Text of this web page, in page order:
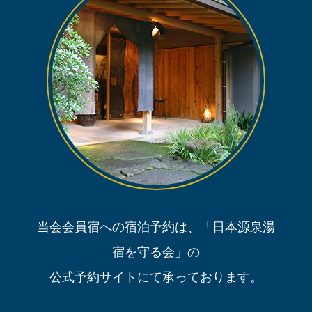
当会会員宿への宿泊予約は、「日本源泉湯
宿を守る会」の
公式予約サイトにて承っております。